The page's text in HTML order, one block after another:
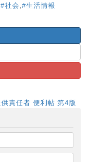
#社会 #生活情報
責任者 便利帖 第4版